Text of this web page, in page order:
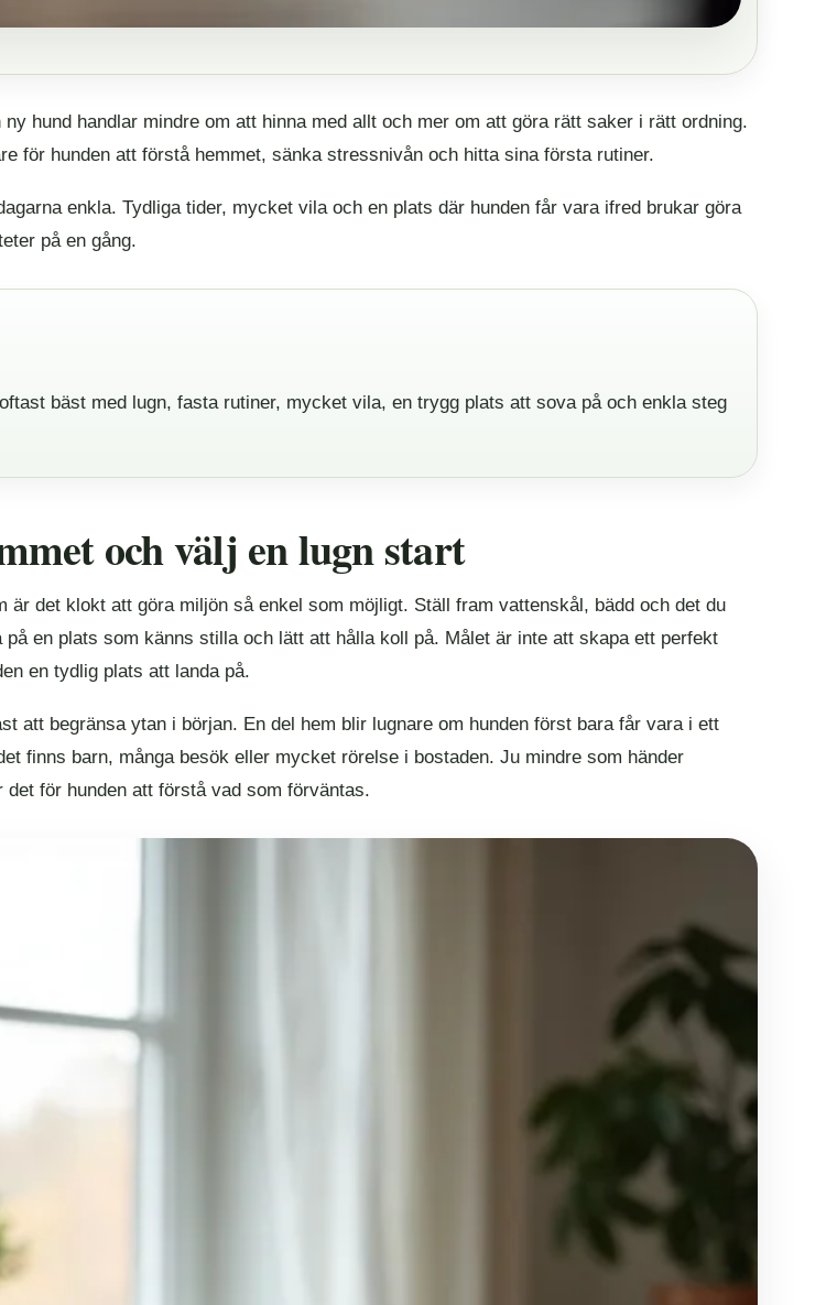
hund handlar mindre om att hinna med allt och mer om att göra rätt saker i rätt ordning.
för hunden att förstå hemmet, sänka stressnivån och hitta sina första rutiner.
enkla. Tydliga tider, mycket vila och en plats där hunden får vara ifred brukar göra
på en gång.
bäst med lugn, fasta rutiner, mycket vila, en trygg plats att sova på och enkla steg
och välj en lugn start
är det klokt att göra miljön så enkel som möjligt. Ställ fram vattenskål, bädd och det du
på en plats som känns stilla och lätt att hålla koll på. Målet är inte att skapa ett perfekt
en tydlig plats att landa på.
att begränsa ytan i början. En del hem blir lugnare om hunden först bara får vara i ett
finns barn, många besök eller mycket rörelse i bostaden. Ju mindre som händer
för hunden att förstå vad som förväntas.